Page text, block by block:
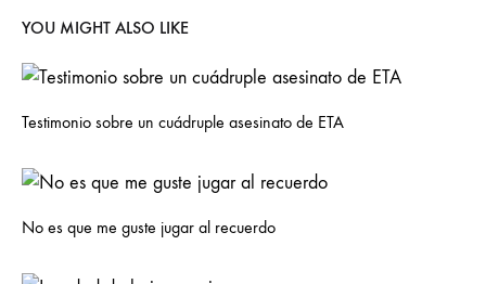
YOU MIGHT ALSO LIKE
Testimonio sobre un cuádruple asesinato de ETA
No es que me guste jugar al recuerdo